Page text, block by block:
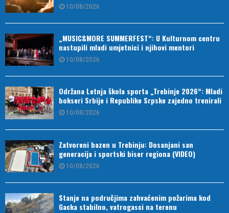
10/08/2026
„MUSIC&MORE SUMMERFEST“: U Kulturnom centru
nastupili mladi umjetnici i njihovi mentori
10/08/2026
Održana Letnja škola sporta „Trebinje 2026“: Mladi
bokseri Srbije i Republike Srpske zajedno trenirali
10/08/2026
Zatvoreni bazen u Trebinju: Dosanjani san
generacija i sportski biser regiona (VIDEO)
10/08/2026
Stanje na područjima zahvaćenim požarima kod
Gacka stabilno, vatrogasci na terenu